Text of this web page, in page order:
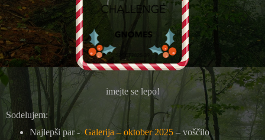
imejte se lepo!
Sodelujem:
Najlepši par - Galerija – oktober 2025– voščilo